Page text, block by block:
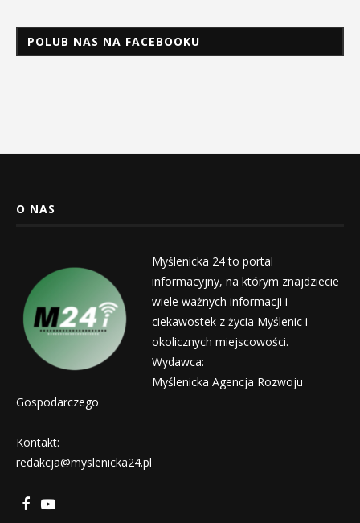
POLUB NAS NA FACEBOOKU
O NAS
Myślenicka 24 to portal
informacyjny, na którym znajdziecie
wiele ważnych informacji i
ciekawostek z życia Myślenic i
okolicznych miejscowości.
Wydawca:
Myślenicka Agencja Rozwoju
Gospodarczego
Kontakt:
redakcja@myslenicka24.pl